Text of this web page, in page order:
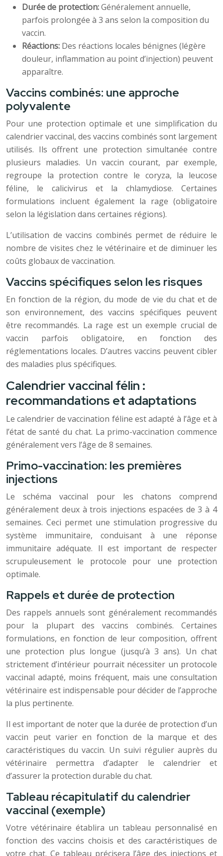
Durée de protection:Généralement annuelle,
parfois prolongée à 3 ans selon la composition du
vaccin.
Réactions: Des réactions locales bénignes (légère
douleur, inflammation au point d’injection) peuvent
apparaître.
Vaccins combinés: une approche
polyvalente
Pour une protection optimale et une simplification du
calendrier vaccinal, des vaccins combinés sont largement
utilisés. Ils offrent une protection simultanée contre
plusieurs maladies. Un vaccin courant, par exemple,
regroupe la protection contre le coryza, la leucose
féline, le calicivirus et la chlamydiose. Certaines
formulations incluent également la rage (obligatoire
selon la législation dans certaines régions).
L’utilisation de vaccins combinés permet de réduire le
nombre de visites chez le vétérinaire et de diminuer les
coûts globaux de vaccination.
Vaccins spécifiques selon les risques
En fonction de la région, du mode de vie du chat et de
son environnement, des vaccins spécifiques peuvent
être recommandés. La rage est un exemple crucial de
vaccin parfois obligatoire, en fonction des
réglementations locales. D’autres vaccins peuvent cibler
des maladies plus spécifiques.
Calendrier vaccinal félin :
recommandations et adaptations
Le calendrier de vaccination féline est adapté à l’âge et à
l’état de santé du chat. La primo-vaccination commence
généralement vers l’âge de 8 semaines.
Primo-vaccination: les premières
injections
Le schéma vaccinal pour les chatons comprend
généralement deux à trois injections espacées de 3 à 4
semaines. Ceci permet une stimulation progressive du
système immunitaire, conduisant à une réponse
immunitaire adéquate. Il est important de respecter
scrupuleusement le protocole pour une protection
optimale.
Rappels et durée de protection
Des rappels annuels sont généralement recommandés
pour la plupart des vaccins combinés. Certaines
formulations, en fonction de leur composition, offrent
une protection plus longue (jusqu’à 3 ans). Un chat
strictement d’intérieur pourrait nécessiter un protocole
vaccinal adapté, moins fréquent, mais une consultation
vétérinaire est indispensable pour décider de l’approche
la plus pertinente.
Il est important de noter que la durée de protection d’un
vaccin peut varier en fonction de la marque et des
caractéristiques du vaccin. Un suivi régulier auprès du
vétérinaire permettra d’adapter le calendrier et
d’assurer la protection durable du chat.
Tableau récapitulatif du calendrier
vaccinal (exemple)
Votre vétérinaire établira un tableau personnalisé en
fonction des vaccins choisis et des caractéristiques de
votre chat. Ce tableau précisera l’âge des injections et